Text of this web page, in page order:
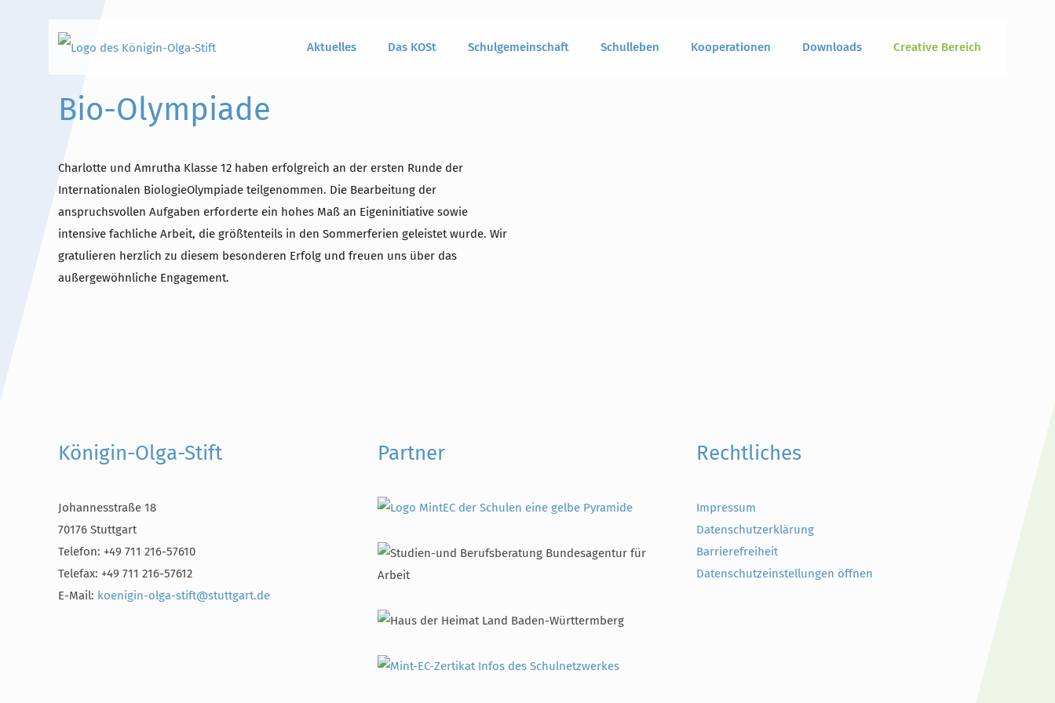
Speiseplan Alt + Shift + S
Kalender Alt + Shift + K
Kontakte / Sekretariat Alt + Shift + C
Aktuelles Das KOSt Schulgemeinschaft Schulleben Kooperationen Downloads Creative Bereich
Bio-Olympiade
Charlotte und Amrutha Klasse 12 haben erfolgreich an der ersten Runde der
Internationalen BiologieOlympiade teilgenommen. Die Bearbeitung der
anspruchsvollen Aufgaben erforderte ein hohes Maß an Eigeninitiative sowie
intensive fachliche Arbeit, die größtenteils in den Sommerferien geleistet wurde. Wir
gratulieren herzlich zu diesem besonderen Erfolg und freuen uns über das
außergewöhnliche Engagement.
Königin-Olga-Stift
Johannesstraße 18
70176 Stuttgart
Telefon: +49 711 216-57610
Telefax: +49 711 216-57612
E-Mail: koenigin-olga-stift@stuttgart.de
Partner Rechtliches
Impressum
Datenschutzerklärung
Barrierefreiheit
Datenschutzeinstellungen öffnen